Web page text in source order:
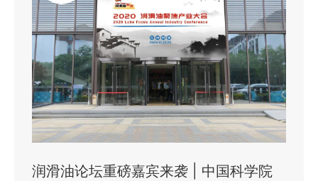
润滑油论坛重磅嘉宾来袭 | 中国科学院